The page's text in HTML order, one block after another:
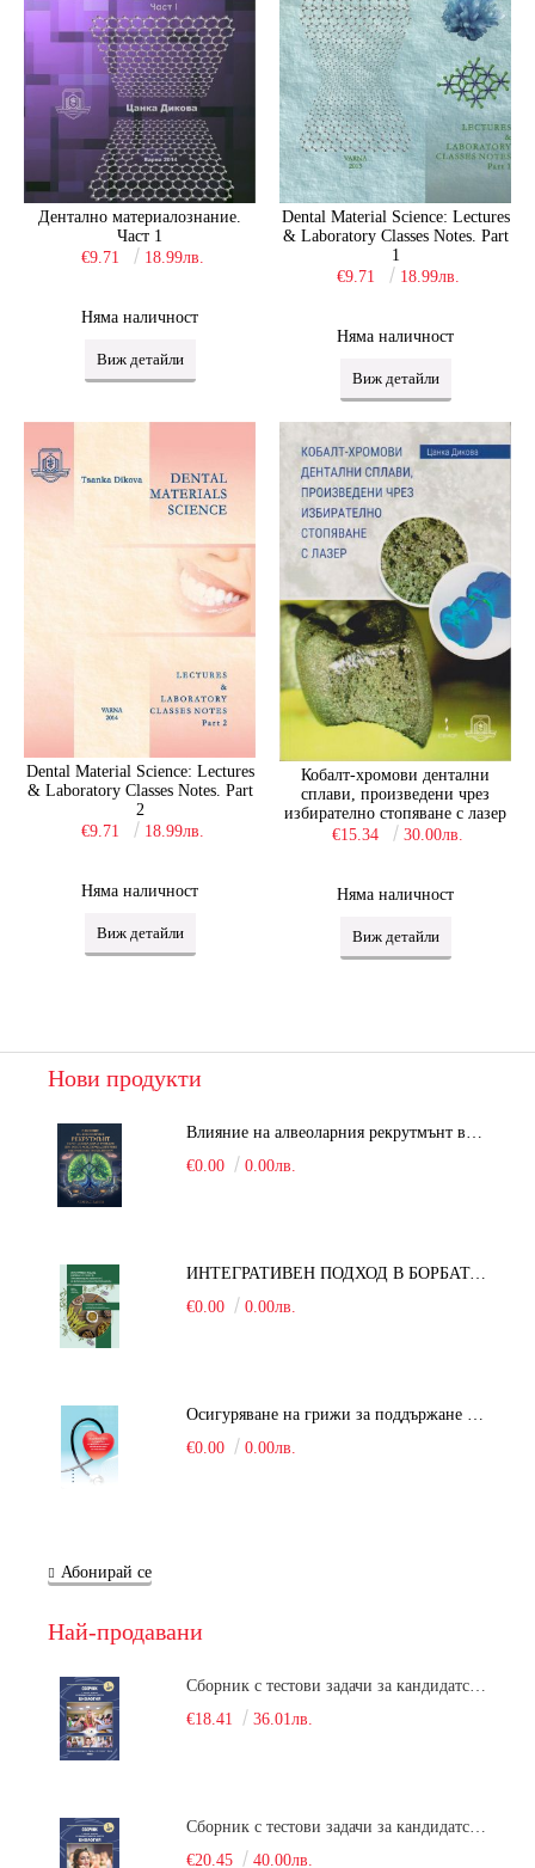
Дентално материалознание.
Част 1
€9.71
18.99лв.
Няма наличност
Виж детайли
Dental Material Science: Lectures
& Laboratory Classes Notes. Part
1
€9.71
18.99лв.
Няма наличност
Виж детайли
Dental Material Science: Lectures
& Laboratory Classes Notes. Part
2
€9.71
18.99лв.
Няма наличност
Виж детайли
Кобалт-хромови дентални
сплави, произведени чрез
избирателно стопяване с лазер
€15.34
30.00лв.
Няма наличност
Виж детайли
Нови продукти
€0.00
0.00лв.
ИНТЕГРАТИВЕН ПОДХОД В БОРБАТА С COVID-19: От патогенезата на Sars-Cov-2 до фитомедицината и етноботаниката. Антивирусна активност и терапевтичен потенциал на българските лечебни растения
€0.00
0.00лв.
€0.00
0.00лв.
Абонирай се
Най-продавани
€18.41
36.01лв.
€20.45
40.00лв.